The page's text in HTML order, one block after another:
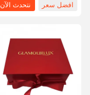
افضل سعر
نتحدث الآن